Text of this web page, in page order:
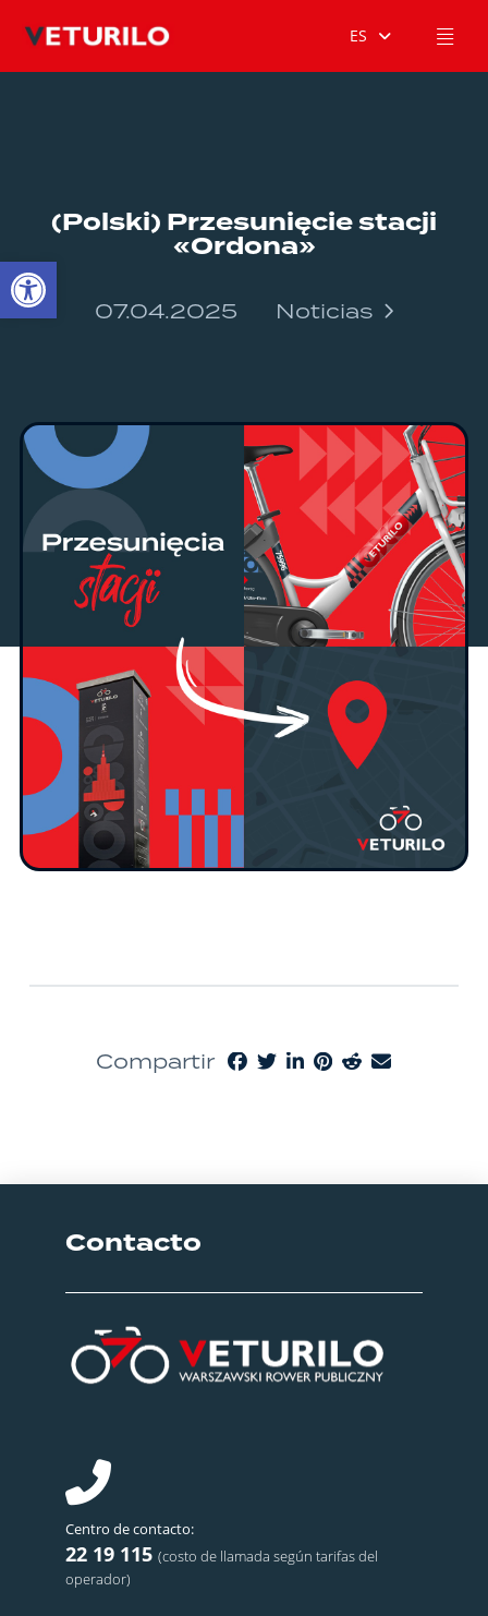
Abrir barra de herramientas
ES
(Polski) Przesunięcie stacji
«Ordona»
07.04.2025 Noticias
Compartir
Contacto
Centro de contacto:
22 19 115 (costo de llamada según tarifas del
operador)